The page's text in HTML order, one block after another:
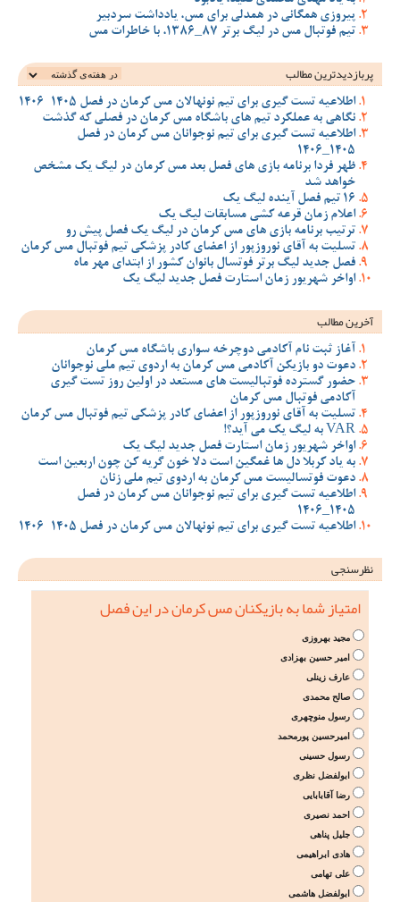
پیروزی همگانی در همدلی برای مس، یادداشت سردبیر
تیم فوتبال مس در لیگ برتر 87_1386، با خاطرات مس
پربازدیدترین‌ مطالب
اطلاعیه تست گیری برای تیم نونهالان مس کرمان در فصل 1405-1406
نگاهی به عملکرد تیم های باشگاه مس کرمان در فصلی که گذشت
اطلاعیه تست گیری برای تیم نوجوانان مس کرمان در فصل
1405_1406
ظهر فردا برنامه بازی های فصل بعد مس کرمان در لیگ یک مشخص
خواهد شد
16 تیم فصل آینده لیگ یک
اعلام زمان قرعه کشی مسابقات لیگ یک
ترتیب برنامه بازی های مس کرمان در لیگ یک فصل پیش رو
تسلیت به آقای نوروزپور از اعضای کادر پزشکی تیم فوتبال مس کرمان
فصل جدید لیگ برتر فوتسال بانوان کشور از ابتدای مهر ماه
اواخر شهریور زمان استارت فصل جدید لیگ یک
آخرین مطالب
آغاز ثبت نام آکادمی دوچرخه سواری باشگاه مس کرمان
دعوت دو بازیکن آکادمی مس کرمان به اردوی تیم ملی نوجوانان
حضور گسترده فوتبالیست های مستعد در اولین روز تست گیری
آکادمی فوتبال مس کرمان
تسلیت به آقای نوروزپور از اعضای کادر پزشکی تیم فوتبال مس کرمان
VAR به لیگ یک می آید؟!
اواخر شهریور زمان استارت فصل جدید لیگ یک
به یاد کربلا دل ها غمگین است دلا خون گریه کن چون اربعین است
دعوت فوتسالیست مس کرمان به اردوی تیم ملی زنان
اطلاعیه تست گیری برای تیم نوجوانان مس کرمان در فصل
1405_1406
اطلاعیه تست گیری برای تیم نونهالان مس کرمان در فصل 1405-1406
نظرسنجی
امتیاز شما به بازیکنان مس کرمان در این فصل
مجید بهروزی
امیر حسین بهزادی
عارف زینلی
صالح محمدی
رسول منوچهری
امیرحسین پورمحمد
رسول حسینی
ابولفضل نظری
رضا آقابابایی
احمد نصیری
جلیل پناهی
هادی ابراهیمی
علی تهامی
ابولفضل هاشمی